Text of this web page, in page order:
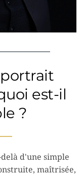
est-il
?
d'une simple
maîtrisée,